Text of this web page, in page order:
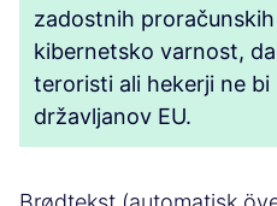
zadostnih
kibernetsko varnost,
teroristi ali hekerji ne
državljanov EU.